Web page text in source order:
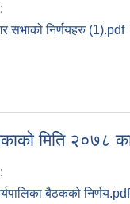
सभाको निर्णयहरु (1).pdf
मिति २०७८
बैठकको निर्णय.pdf